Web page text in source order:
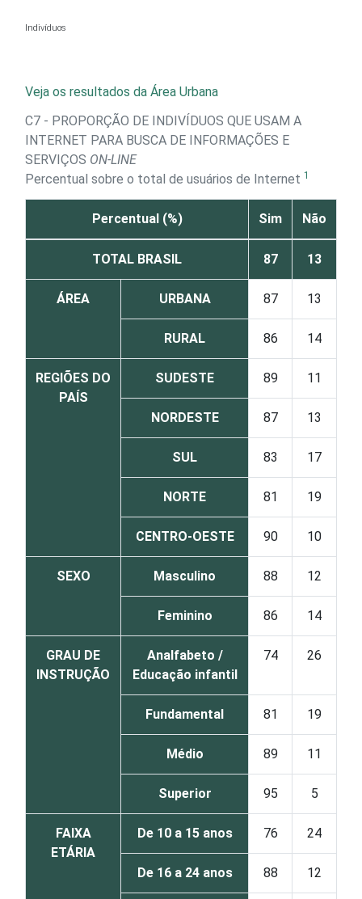
Indivíduos
Veja os resultados da Área Urbana
C7 - PROPORÇÃO DE INDIVÍDUOS QUE USAM A
INTERNET PARA BUSCA DE INFORMAÇÕES E
SERVIÇOS ON-LINE
Percentual sobre o total de usuários de Internet 1
Percentual (%) Sim Não
TOTAL BRASIL 87 13
ÁREA URBANA 87 13
RURAL 86 14
REGIÕES DO
PAÍS
SUDESTE 89 11
NORDESTE 87 13
SUL 83 17
NORTE 81 19
CENTRO-OESTE 90 10
SEXO Masculino 88 12
Feminino 86 14
GRAU DE
INSTRUÇÃO
Analfabeto /
Educação infantil
74 26
Fundamental 81 19
Médio 89 11
Superior 95 5
FAIXA
ETÁRIA
De 10 a 15 anos 76 24
De 16 a 24 anos 88 12